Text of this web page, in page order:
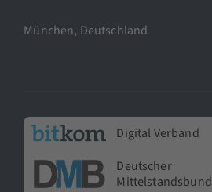
München, Deutschland
Digital Verband
Deutscher
Mittelstandsbund